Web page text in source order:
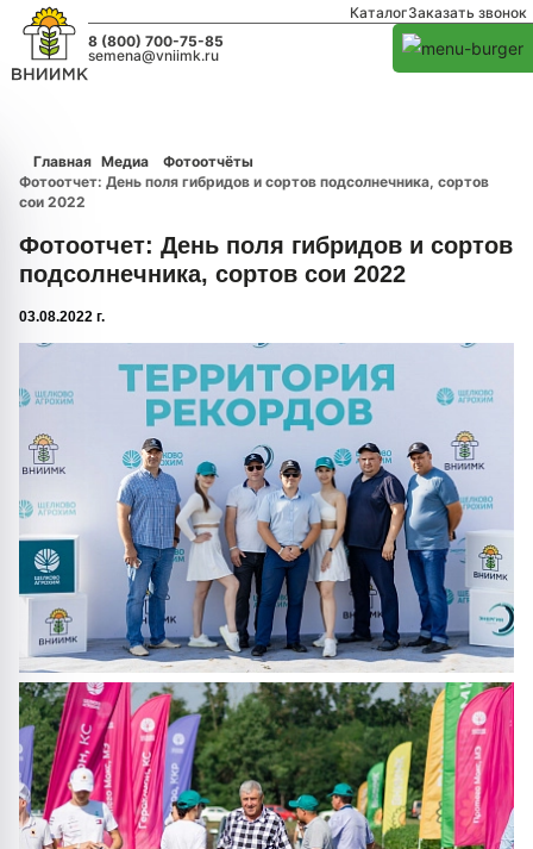
КаталогЗаказать звонок
8 (800) 700-75-85
semena@vniimk.ru
Главная Медиа
Фотоотчёты
Фотоотчет: День поля гибридов и сортов подсолнечника, сортов
сои 2022
Фотоотчет: День поля гибридов и сортов
подсолнечника, сортов сои 2022
03.08.2022 г.